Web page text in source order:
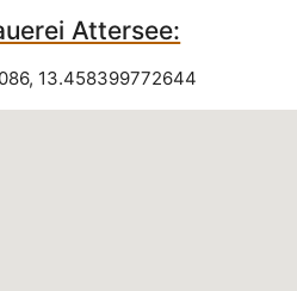
Attersee:
, 13.458399772644